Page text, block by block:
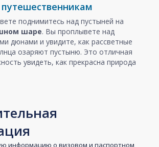
поднимитесь над пустыней на
шаре. Вы проплывете над
дюнами и увидите, как рассветные
озаряют пустыню. Это отличная
увидеть, как прекрасна природа
информацию о визовом и паспортном